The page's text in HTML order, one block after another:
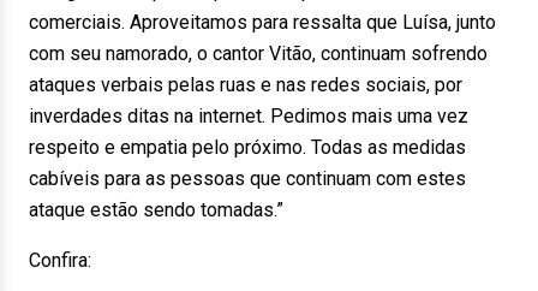
comerciais. Aproveitamos para ressalta que Luísa, junto
com seu namorado, o cantor Vitão, continuam sofrendo
ataques verbais pelas ruas e nas redes sociais, por
inverdades ditas na internet. Pedimos mais uma vez
respeito e empatia pelo próximo. Todas as medidas
cabíveis para as pessoas que continuam com estes
ataque estão sendo tomadas.”
Confira: